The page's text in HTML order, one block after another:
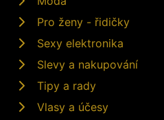
Pro ženy - řidičky
Sexy elektronika
Slevy a nakupování
Tipy a rady
Vlasy a účesy